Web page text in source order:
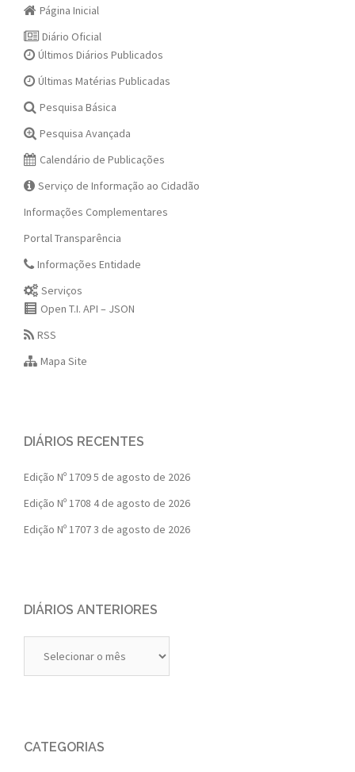
Página Inicial
Diário Oficial
Últimos Diários Publicados
Últimas Matérias Publicadas
Pesquisa Básica
Pesquisa Avançada
Calendário de Publicações
Serviço de Informação ao Cidadão
Informações Complementares
Portal Transparência
Informações Entidade
Serviços
Open T.I. API – JSON
RSS
Mapa Site
DIÁRIOS RECENTES
Edição Nº 17095 de agosto de 2026
Edição Nº 1708 4 de agosto de 2026
Edição Nº 17073 de agosto de 2026
DIÁRIOS ANTERIORES
Anteriores
CATEGORIAS